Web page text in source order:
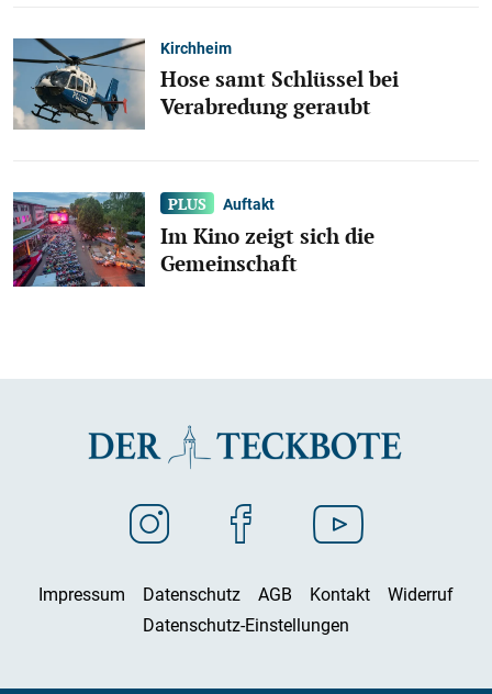
Kirchheim
Hose samt Schlüssel bei
Verabredung geraubt
Auftakt
Im Kino zeigt sich die
Gemeinschaft
Impressum Datenschutz AGB Kontakt
Widerruf
Datenschutz-Einstellungen